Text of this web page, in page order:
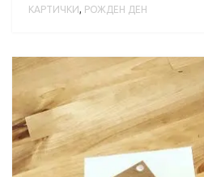
КАРТИЧКИ, РОЖДЕН ДЕН